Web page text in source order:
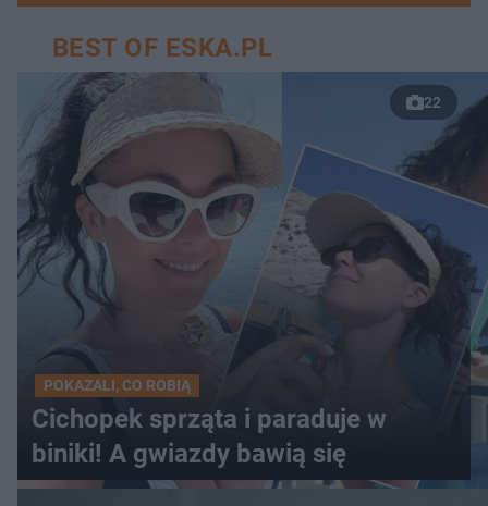
BEST OF ESKA.PL
22
POKAZALI, CO ROBIĄ
Cichopek sprząta i paraduje w
biniki! A gwiazdy bawią się